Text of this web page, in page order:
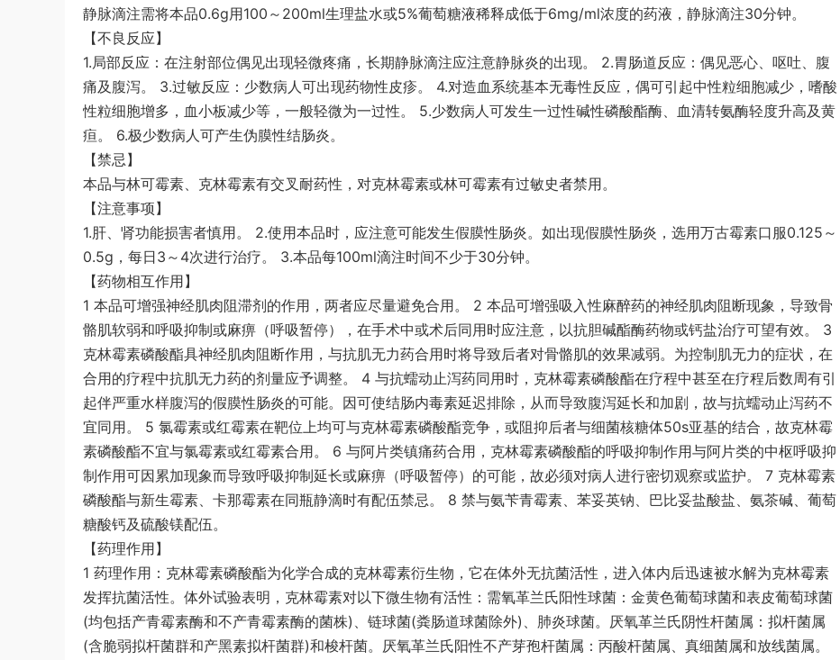
静脉滴注需将本品0.6g用100～200ml生理盐水或5%葡萄糖液稀释成低于6mg/ml浓度的药液，静脉滴注30分钟。
【不良反应】
1.局部反应：在注射部位偶见出现轻微疼痛，长期静脉滴注应注意静脉炎的出现。 2.胃肠道反应：偶见恶心、呕吐、腹
痛及腹泻。 3.过敏反应：少数病人可出现药物性皮疹。 4.对造血系统基本无毒性反应，偶可引起中性粒细胞减少，嗜酸
性粒细胞增多，血小板减少等，一般轻微为一过性。 5.少数病人可发生一过性碱性磷酸酯酶、血清转氨酶轻度升高及黄
疸。 6.极少数病人可产生伪膜性结肠炎。
【禁忌】
本品与林可霉素、克林霉素有交叉耐药性，对克林霉素或林可霉素有过敏史者禁用。
【注意事项】
1.肝、肾功能损害者慎用。 2.使用本品时，应注意可能发生假膜性肠炎。如出现假膜性肠炎，选用万古霉素口服0.125～
0.5g，每日3～4次进行治疗。 3.本品每100ml滴注时间不少于30分钟。
【药物相互作用】
1 本品可增强神经肌肉阻滞剂的作用，两者应尽量避免合用。 2 本品可增强吸入性麻醉药的神经肌肉阻断现象，导致骨
骼肌软弱和呼吸抑制或麻痹（呼吸暂停），在手术中或术后同用时应注意，以抗胆碱酯酶药物或钙盐治疗可望有效。 3
克林霉素磷酸酯具神经肌肉阻断作用，与抗肌无力药合用时将导致后者对骨骼肌的效果减弱。为控制肌无力的症状，在
合用的疗程中抗肌无力药的剂量应予调整。 4 与抗蠕动止泻药同用时，克林霉素磷酸酯在疗程中甚至在疗程后数周有引
起伴严重水样腹泻的假膜性肠炎的可能。因可使结肠内毒素延迟排除，从而导致腹泻延长和加剧，故与抗蠕动止泻药不
宜同用。 5 氯霉素或红霉素在靶位上均可与克林霉素磷酸酯竞争，或阻抑后者与细菌核糖体50s亚基的结合，故克林霉
素磷酸酯不宜与氯霉素或红霉素合用。 6 与阿片类镇痛药合用，克林霉素磷酸酯的呼吸抑制作用与阿片类的中枢呼吸抑
制作用可因累加现象而导致呼吸抑制延长或麻痹（呼吸暂停）的可能，故必须对病人进行密切观察或监护。 7 克林霉素
磷酸酯与新生霉素、卡那霉素在同瓶静滴时有配伍禁忌。 8 禁与氨苄青霉素、苯妥英钠、巴比妥盐酸盐、氨茶碱、葡萄
糖酸钙及硫酸镁配伍。
【药理作用】
1 药理作用：克林霉素磷酸酯为化学合成的克林霉素衍生物，它在体外无抗菌活性，进入体内后迅速被水解为克林霉素
发挥抗菌活性。体外试验表明，克林霉素对以下微生物有活性：需氧革兰氏阳性球菌：金黄色葡萄球菌和表皮葡萄球菌
(均包括产青霉素酶和不产青霉素酶的菌株)、链球菌(粪肠道球菌除外)、肺炎球菌。厌氧革兰氏阴性杆菌属：拟杆菌属
(含脆弱拟杆菌群和产黑素拟杆菌群)和梭杆菌。厌氧革兰氏阳性不产芽孢杆菌属：丙酸杆菌属、真细菌属和放线菌属。